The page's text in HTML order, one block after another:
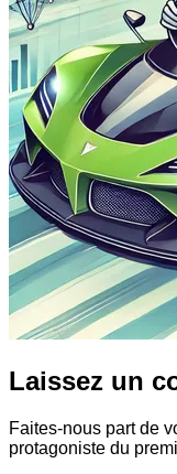
Laissez un
Faites-nous part de
protagoniste du